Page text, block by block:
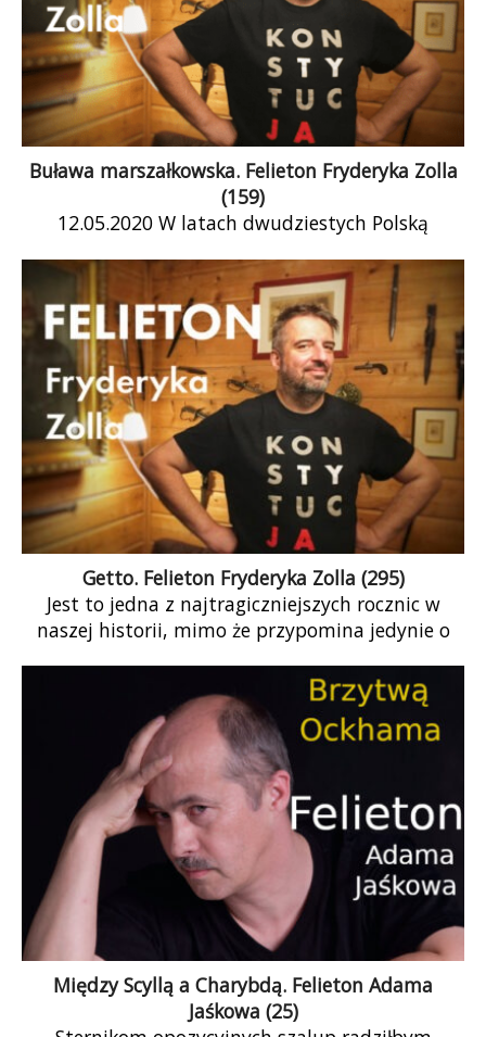
Buława marszałkowska. Felieton Fryderyka Zolla
(159)
12.05.2020 W latach dwudziestych Polską
przeciwgazowych dla wojska. Za zakup
odpowiadał młody, obiecujący generał […]
Getto. Felieton Fryderyka Zolla (295)
Jest to jedna z najtragiczniejszych rocznic w
naszej historii, mimo że przypomina jedynie o
poprzedziły i które nastąpiły po nim. Jest to
rocznica, która na nowo nam uświadamia, do
jakiego bestialstwa zdolny jest człowiek, a także
do jakiego jest zdolny bohaterstwa w obronie
ludzkiej godności.
Między Scyllą a Charybdą. Felieton Adama
Jaśkowa (25)